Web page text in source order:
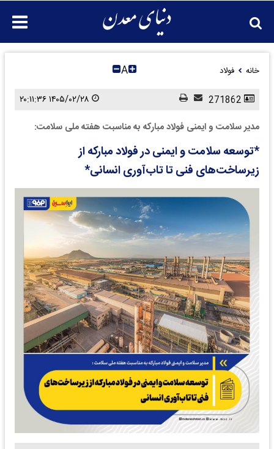
خانه فولاد A
مدیر سلامت و ایمنی فولاد مبارکه به مناسبت هفته ملی سلامت:
*توسعه سلامت و ایمنی در فولاد مبارکه از
زیرساخت‌های فنی تا تاب‌آوری انسانی*